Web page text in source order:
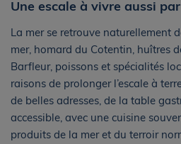
Une escale à vivre aussi
La mer se retrouve naturellement
mer, homard du Cotentin, huîtres
Barfleur, poissons et spécialités
raisons de prolonger l’escale à
de belles adresses, de la table
accessible, avec une cuisine
produits de la mer et du terroir